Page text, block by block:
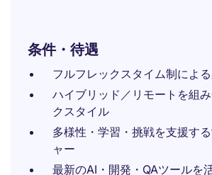
条件・待遇
フルフレックスタイム制によ
ハイブリッド／リモートを組
クスタイル
多様性・学習・挑戦を支援す
ャー
最新のAI・開発・QAツールを